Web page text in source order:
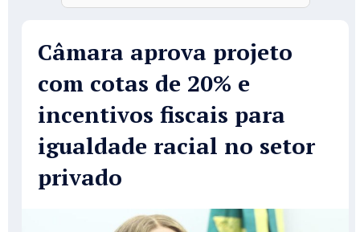
Câmara aprova projeto
com cotas de 20% e
incentivos fiscais para
igualdade racial no setor
privado